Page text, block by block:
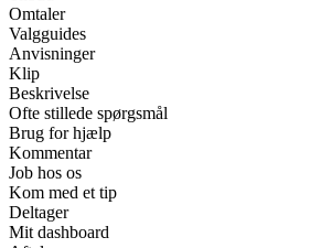
Omtaler
Valgguides
Anvisninger
Klip
Beskrivelse
Ofte stillede spørgsmål
Brug for hjælp
Kommentar
Job hos os
Kom med et tip
Deltager
Mit dashboard